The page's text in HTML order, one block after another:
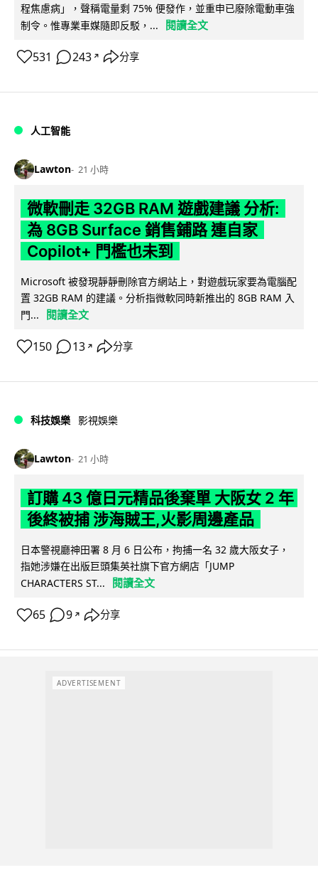
程焦慮病」，聲稱電量剩 75% 便發作，並重申已廢除電動車強
制令。惟專業車媒隨即反駁，...
閱讀全文
531 243 ↗ 分享
人工智能
Lawton 21 小時
微軟刪走 32GB RAM 遊戲建議 分析:
為 8GB Surface 銷售鋪路 連自家
Copilot+ 門檻也未到
Microsoft 被發現靜靜刪除官方網站上，對遊戲玩家要為電腦配
置 32GB RAM 的建議。分析指微軟同時新推出的 8GB RAM 入
門...
閱讀全文
150 13 ↗ 分享
科技娛樂 影視娛樂
Lawton 21 小時
訂購 43 億日元精品後棄單 大阪女 2 年
後終被捕 涉海賊王,火影周邊產品
日本警視廳神田署 8 月 6 日公布，拘捕一名 32 歲大阪女子，
指她涉嫌在出版巨頭集英社旗下官方網店「JUMP
CHARACTERS ST...
閱讀全文
65 9 ↗ 分享
ADVERTISEMENT